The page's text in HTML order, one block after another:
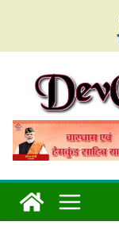
content